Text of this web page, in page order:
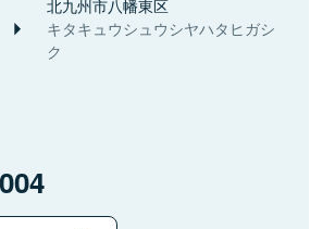
北九州市八幡東区
キタキュウシュウシヤハタヒガシ
ク